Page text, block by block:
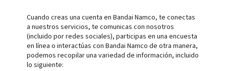
Cuando creas una cuenta en Bandai Namco, te conectas
a nuestros servicios, te comunicas con nosotros
(incluido por redes sociales), participas en una encuesta
en línea o interactúas con Bandai Namco de otra manera,
podemos recopilar una variedad de información, incluido
lo siguiente: